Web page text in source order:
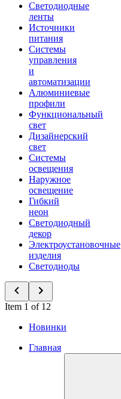
Светодиодные
ленты
Источники
питания
Системы
управления
и
автоматизации
Алюминиевые
профили
Функциональный
свет
Дизайнерский
свет
Системы
освещения
Наружное
освещение
Гибкий
неон
Светодиодный
декор
Электроустановочные
изделия
Светодиоды
Item 1 of 12
Новинки
Главная